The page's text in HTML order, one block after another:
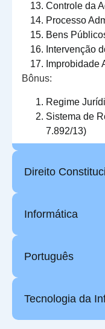
Controle da
Processo
Bens
Intervenção
Improbidade
Bônus:
Regime
Sistema de
7.892/13)
Direito
Informática
Português
Tecnologia da